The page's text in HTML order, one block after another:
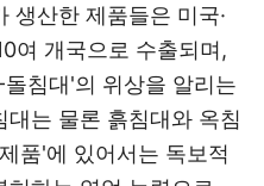
생산한 제품들은 미국·
여 개국으로 수출되며,
침대'의 위상을 알리는
는 물론 흙침대와 옥침
품'에 있어서는 독보적